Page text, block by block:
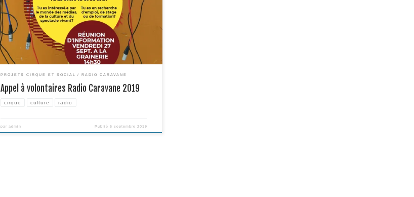
PROJETS CIRQUE ET SOCIAL RADIO CARAVANE
Appel à volontaires Radio Caravane 2019
cirque culture radio
par admin Publié5 septembre 2019